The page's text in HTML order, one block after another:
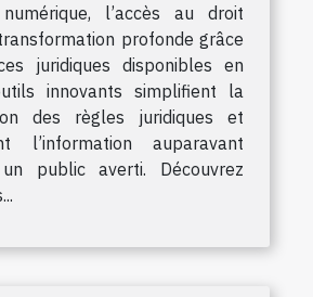
l’accès au droit
profonde grâce
juridiques disponibles en
innovants simplifient la
des règles juridiques et
l’information auparavant
public averti. Découvrez